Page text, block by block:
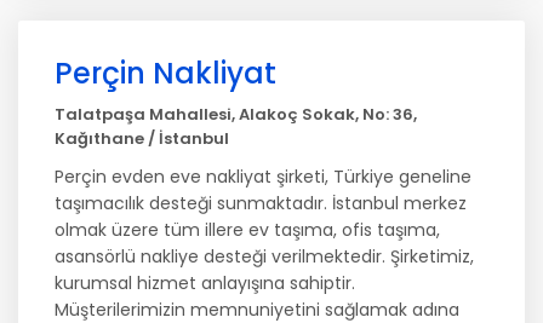
Perçin Nakliyat
Talatpaşa Mahallesi, Alakoç Sokak, No: 36,
Kağıthane / İstanbul
Perçin evden eve nakliyat şirketi, Türkiye geneline
taşımacılık desteği sunmaktadır. İstanbul merkez
olmak üzere tüm illere ev taşıma, ofis taşıma,
asansörlü nakliye desteği verilmektedir. Şirketimiz,
kurumsal hizmet anlayışına sahiptir.
Müşterilerimizin memnuniyetini sağlamak adına